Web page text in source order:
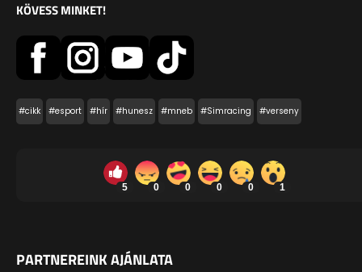
KÖVESS MINKET!
#cikk #esport #hír #hunesz #mneb #Simracing #verseny
5 0 0 0 0 1
PARTNEREINK AJÁNLATA